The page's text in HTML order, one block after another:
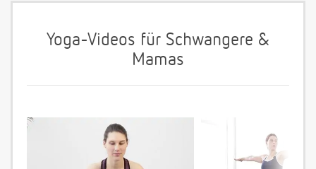
Yoga-Videos für Schwangere &
Mamas